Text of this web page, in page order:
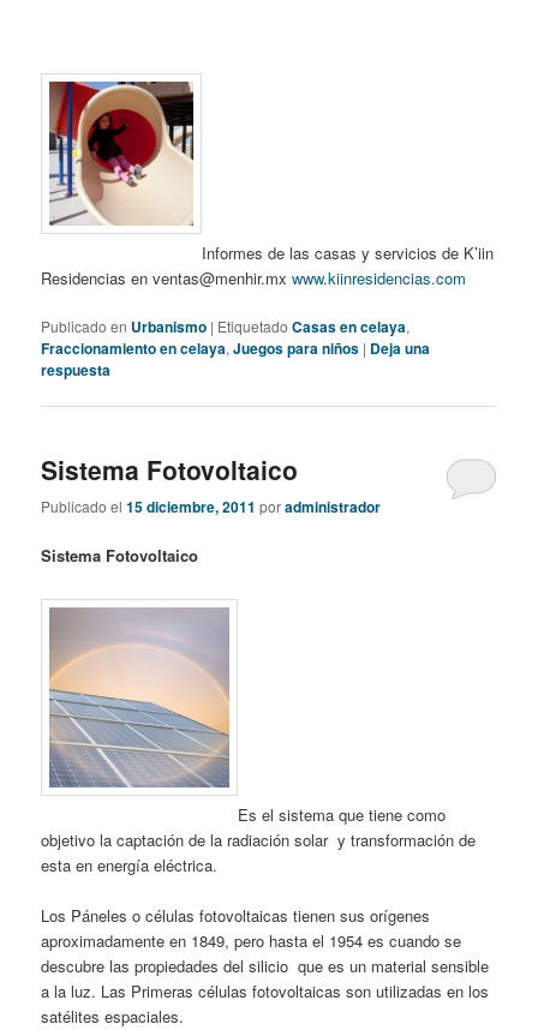
Informes de las casas y servicios de K’iin
Residencias en ventas@menhir.mxwww.kiinresidencias.com
Publicado en Urbanismo | Etiquetado Casas en celaya,
Fraccionamiento en celaya,Juegos para niños | Deja una
respuesta
Sistema Fotovoltaico
Publicado el15 diciembre, 2011 poradministrador
Sistema Fotovoltaico
Es el sistema que tiene como
objetivo la captación de la radiación solar y transformación de
esta en energía eléctrica.
Los Páneles o células fotovoltaicas tienen sus orígenes
aproximadamente en 1849, pero hasta el 1954 es cuando se
descubre las propiedades del silicio que es un material sensible
a la luz. Las Primeras células fotovoltaicas son utilizadas en los
satélites espaciales.